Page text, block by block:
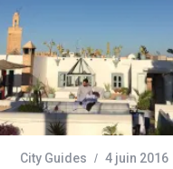
City Guides 4 juin 2016